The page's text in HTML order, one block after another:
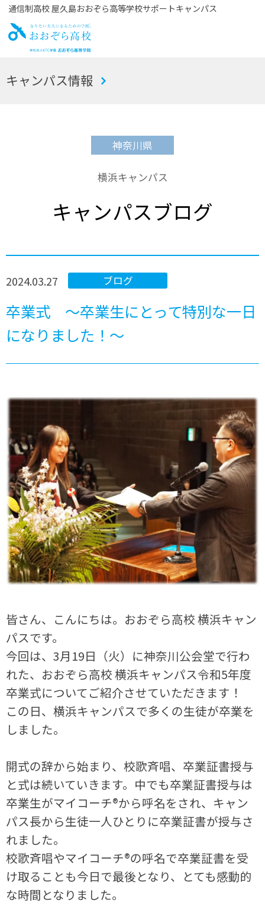
通信制高校 屋久島おおぞら高等学校サポートキャンパス
お
キャンパス情報
神奈川県
横浜キャンパス
キャンパスブログ
ブログ
2024.03.27
卒業式 ～卒業生にとって特別な一日
になりました！～
皆さん、こんにちは。おおぞら高校 横浜キャン
パスです。
今回は、3月19日（火）に神奈川公会堂で行わ
れた、おおぞら高校 横浜キャンパス令和5年度
卒業式についてご紹介させていただきます！
この日、横浜キャンパスで多くの生徒が卒業を
しました。
開式の辞から始まり、校歌斉唱、卒業証書授与
と式は続いていきます。中でも卒業証書授与は
卒業生がマイコーチ®から呼名をされ、キャン
パス長から生徒一人ひとりに卒業証書が授与さ
れました。
校歌斉唱やマイコーチ®の呼名で卒業証書を受
け取ることも今日で最後となり、とても感動的
な時間となりました。